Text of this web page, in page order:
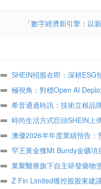
「數字經濟新引擎：以
SHEIN招股在即：深耕ESG
極視角：對標Open AI
地“最後一公里”
希音通過聆訊：技術立根品
時尚生活方式巨頭SHEIN上
顧客達2.73億
澳優2026半年度業績預告
核心業務基礎保持穩定
罕王黃金獲Mt Bundy金礦
業聚醫療旗下自主研發藥物
組 Z Fin Limited獲控股股東建